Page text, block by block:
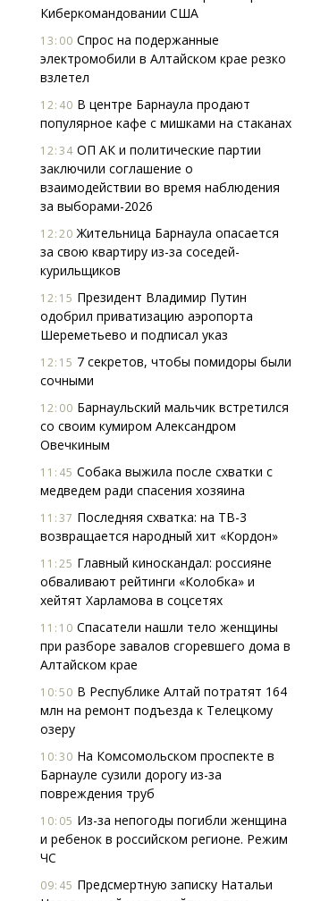
Киберкомандовании США
13:00 Спрос на подержанные
электромобили в Алтайском крае резко
взлетел
12:40 В центре Барнаула продают
популярное кафе с мишками на стаканах
12:34 ОП АК и политические партии
заключили соглашение о
взаимодействии во время наблюдения
за выборами-2026
12:20 Жительница Барнаула опасается
за свою квартиру из-за соседей-
курильщиков
12:15 Президент Владимир Путин
одобрил приватизацию аэропорта
Шереметьево и подписал указ
12:15 7 секретов, чтобы помидоры были
сочными
12:00 Барнаульский мальчик встретился
со своим кумиром Александром
Овечкиным
11:45 Собака выжила после схватки с
медведем ради спасения хозяина
11:37 Последняя схватка: на ТВ-3
возвращается народный хит «Кордон»
11:25 Главный киноскандал: россияне
обваливают рейтинги «Колобка» и
хейтят Харламова в соцсетях
11:10 Спасатели нашли тело женщины
при разборе завалов сгоревшего дома в
Алтайском крае
10:50 В Республике Алтай потратят 164
млн на ремонт подъезда к Телецкому
озеру
10:30 На Комсомольском проспекте в
Барнауле сузили дорогу из-за
повреждения труб
10:05 Из-за непогоды погибли женщина
и ребенок в российском регионе. Режим
ЧС
09:45 Предсмертную записку Натальи